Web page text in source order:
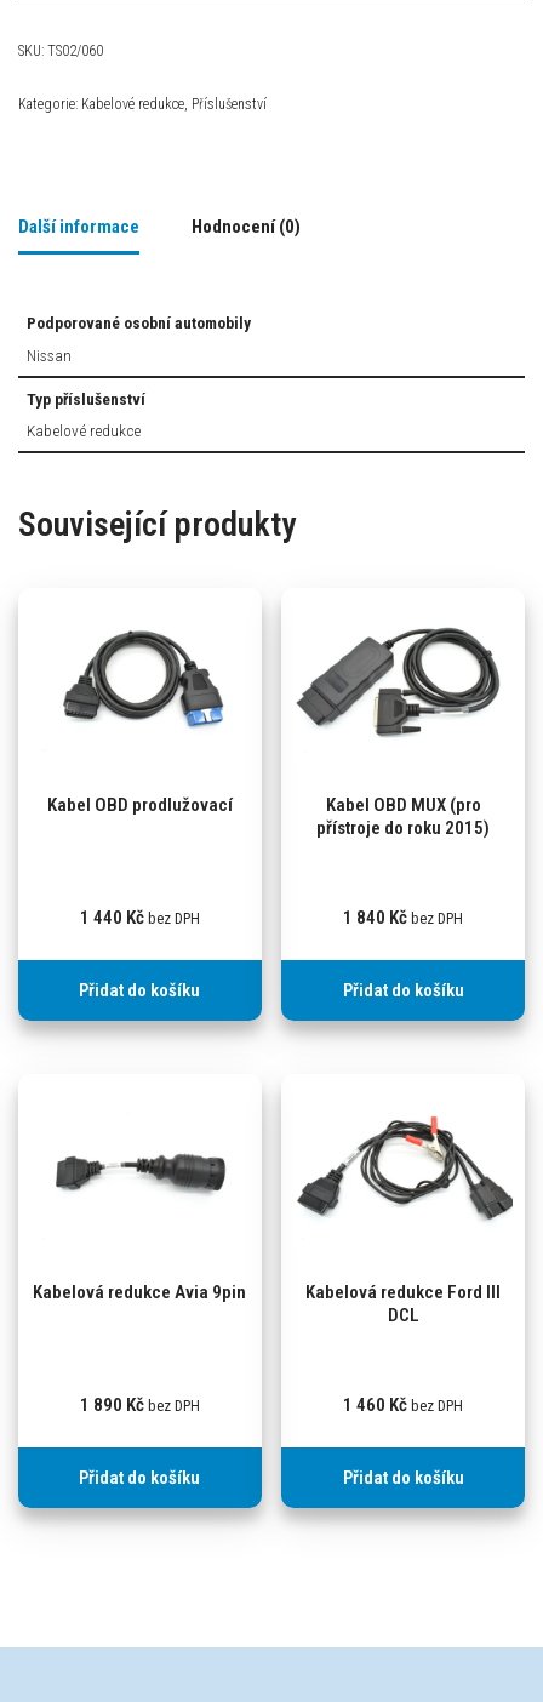
SKU: TS02/060
Kategorie: Kabelové redukce Příslušenství
Další informace Hodnocení (0)
Podporované osobní automobily
Nissan
Typ příslušenství
Kabelové redukce
Související produkty
Kabel OBD prodlužovací
1 440 Kč bez DPH
Přidat do košíku
Kabel OBD MUX (pro
přístroje do roku 2015)
1 840 Kč bez DPH
Přidat do košíku
Kabelová redukce Avia 9pin
1 890 Kč bez DPH
Přidat do košíku
Kabelová redukce Ford III
DCL
1 460 Kč bez DPH
Přidat do košíku